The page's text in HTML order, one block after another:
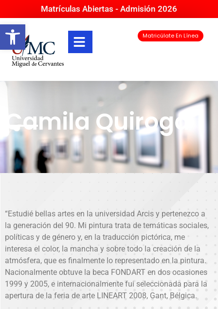
Abrir barra de herramientas
Matrículas Abiertas - Admisión 2026
Matricúlate En Línea
Camila Quiroga
“Estudié bellas artes en la universidad Arcis y pertenezco a
la generación del 90. Mi pintura trata de temáticas sociales,
políticas y de género y, en la traducción pictórica, me
interesa el color, la mancha y sobre todo la creación de la
atmósfera, que es finalmente lo representado en la pintura.
Nacionalmente obtuve la beca FONDART en dos ocasiones
1999 y 2005, e internacionalmente fui seleccionada para la
apertura de la feria de arte LINEART 2008, Gant, Bélgica.